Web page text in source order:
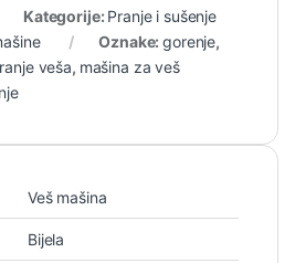
Kategorije: Pranje i sušenje
Oznake:gorenje,
veša, mašina za veš
Veš mašina
Bijela